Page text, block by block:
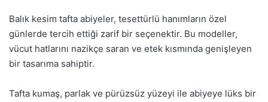
Balık kesim tafta abiyeler, tesettürlü hanımların özel
günlerde tercih ettiği zarif bir seçenektir. Bu modeller,
vücut hatlarını nazikçe saran ve etek kısmında genişleyen
bir tasarıma sahiptir.
Tafta kumaş, parlak ve pürüzsüz yüzeyi ile abiyeye lüks bir